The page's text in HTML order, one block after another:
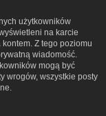
użytkowników
na karcie
Z tego poziomu
wiadomość.
mogą być
wrogów, wszystkie posty